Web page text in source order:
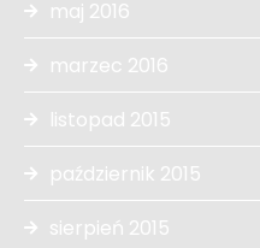
maj 2016
marzec 2016
listopad 2015
październik 2015
sierpień 2015